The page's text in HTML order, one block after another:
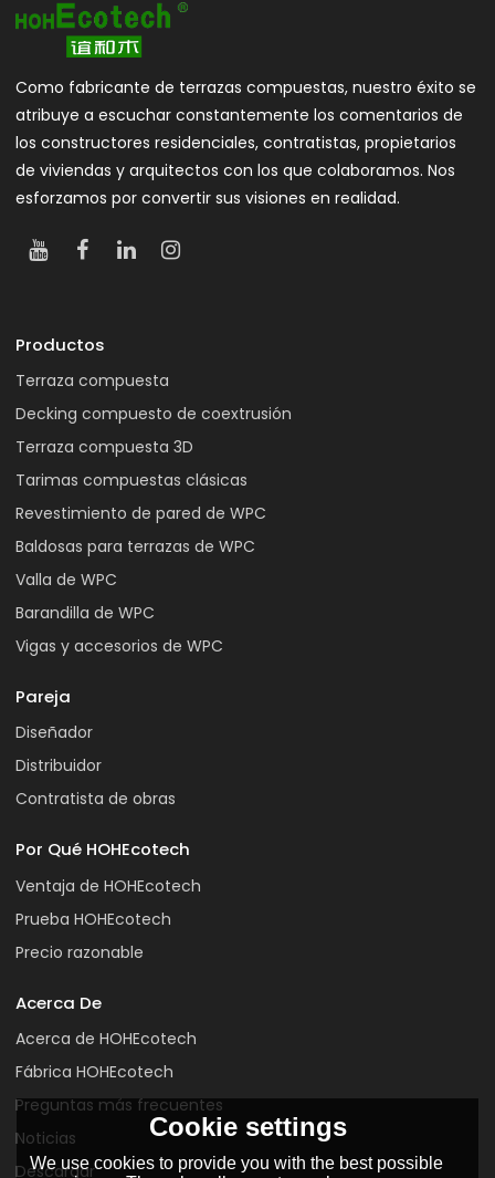
Como fabricante de terrazas compuestas, nuestro éxito se
atribuye a escuchar constantemente los comentarios de
los constructores residenciales, contratistas, propietarios
de viviendas y arquitectos con los que colaboramos. Nos
esforzamos por convertir sus visiones en realidad.
Productos
Terraza compuesta
Decking compuesto de coextrusión
Terraza compuesta 3D
Tarimas compuestas clásicas
Revestimiento de pared de WPC
Baldosas para terrazas de WPC
Valla de WPC
Barandilla de WPC
Vigas y accesorios de WPC
Pareja
Diseñador
Distribuidor
Contratista de obras
Por Qué HOHEcotech
Ventaja de HOHEcotech
Prueba HOHEcotech
Precio razonable
Acerca De
Acerca de HOHEcotech
Fábrica HOHEcotech
Preguntas más frecuentes
Noticias
Descargar
Cookie settings
We use cookies to provide you with the best possible